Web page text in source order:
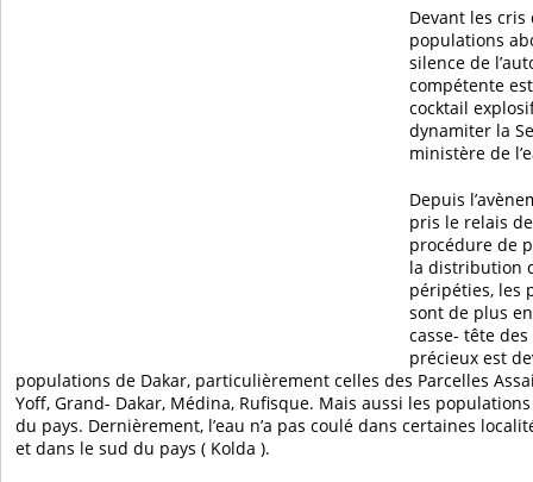
Devant les
populations
silence de
compétente
cocktail
dynamiter la
ministère de
Depuis
pris le relais
procédure de
la distribution
péripéties, les
sont de plus
casse- tête
précieux est
populations de Dakar, particulièrement celles des Parcelles
Yoff, Grand- Dakar, Médina, Rufisque. Mais aussi les
du pays. Dernièrement, l’eau n’a pas coulé dans certaines
et dans le sud du pays ( Kolda ).